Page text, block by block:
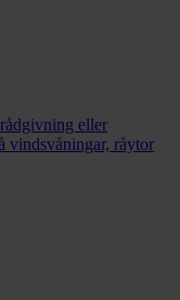
eller
vindsvåningar, råytor